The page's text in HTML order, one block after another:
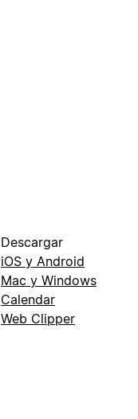
Descargar
iOS y Android
Mac y Windows
Calendar
Web Clipper